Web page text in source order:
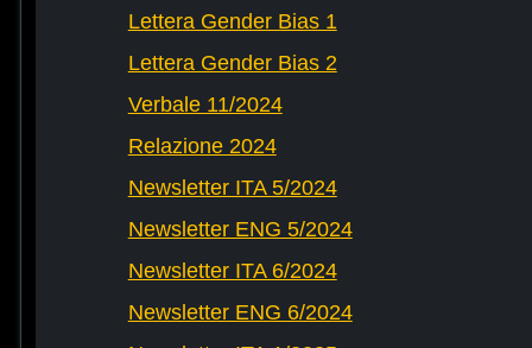
Lettera Gender Bias 1
Lettera Gender Bias 2
Verbale 11/2024
Relazione 2024
Newsletter ITA 5/2024
Newsletter ENG 5/2024
Newsletter ITA 6/2024
Newsletter ENG 6/2024